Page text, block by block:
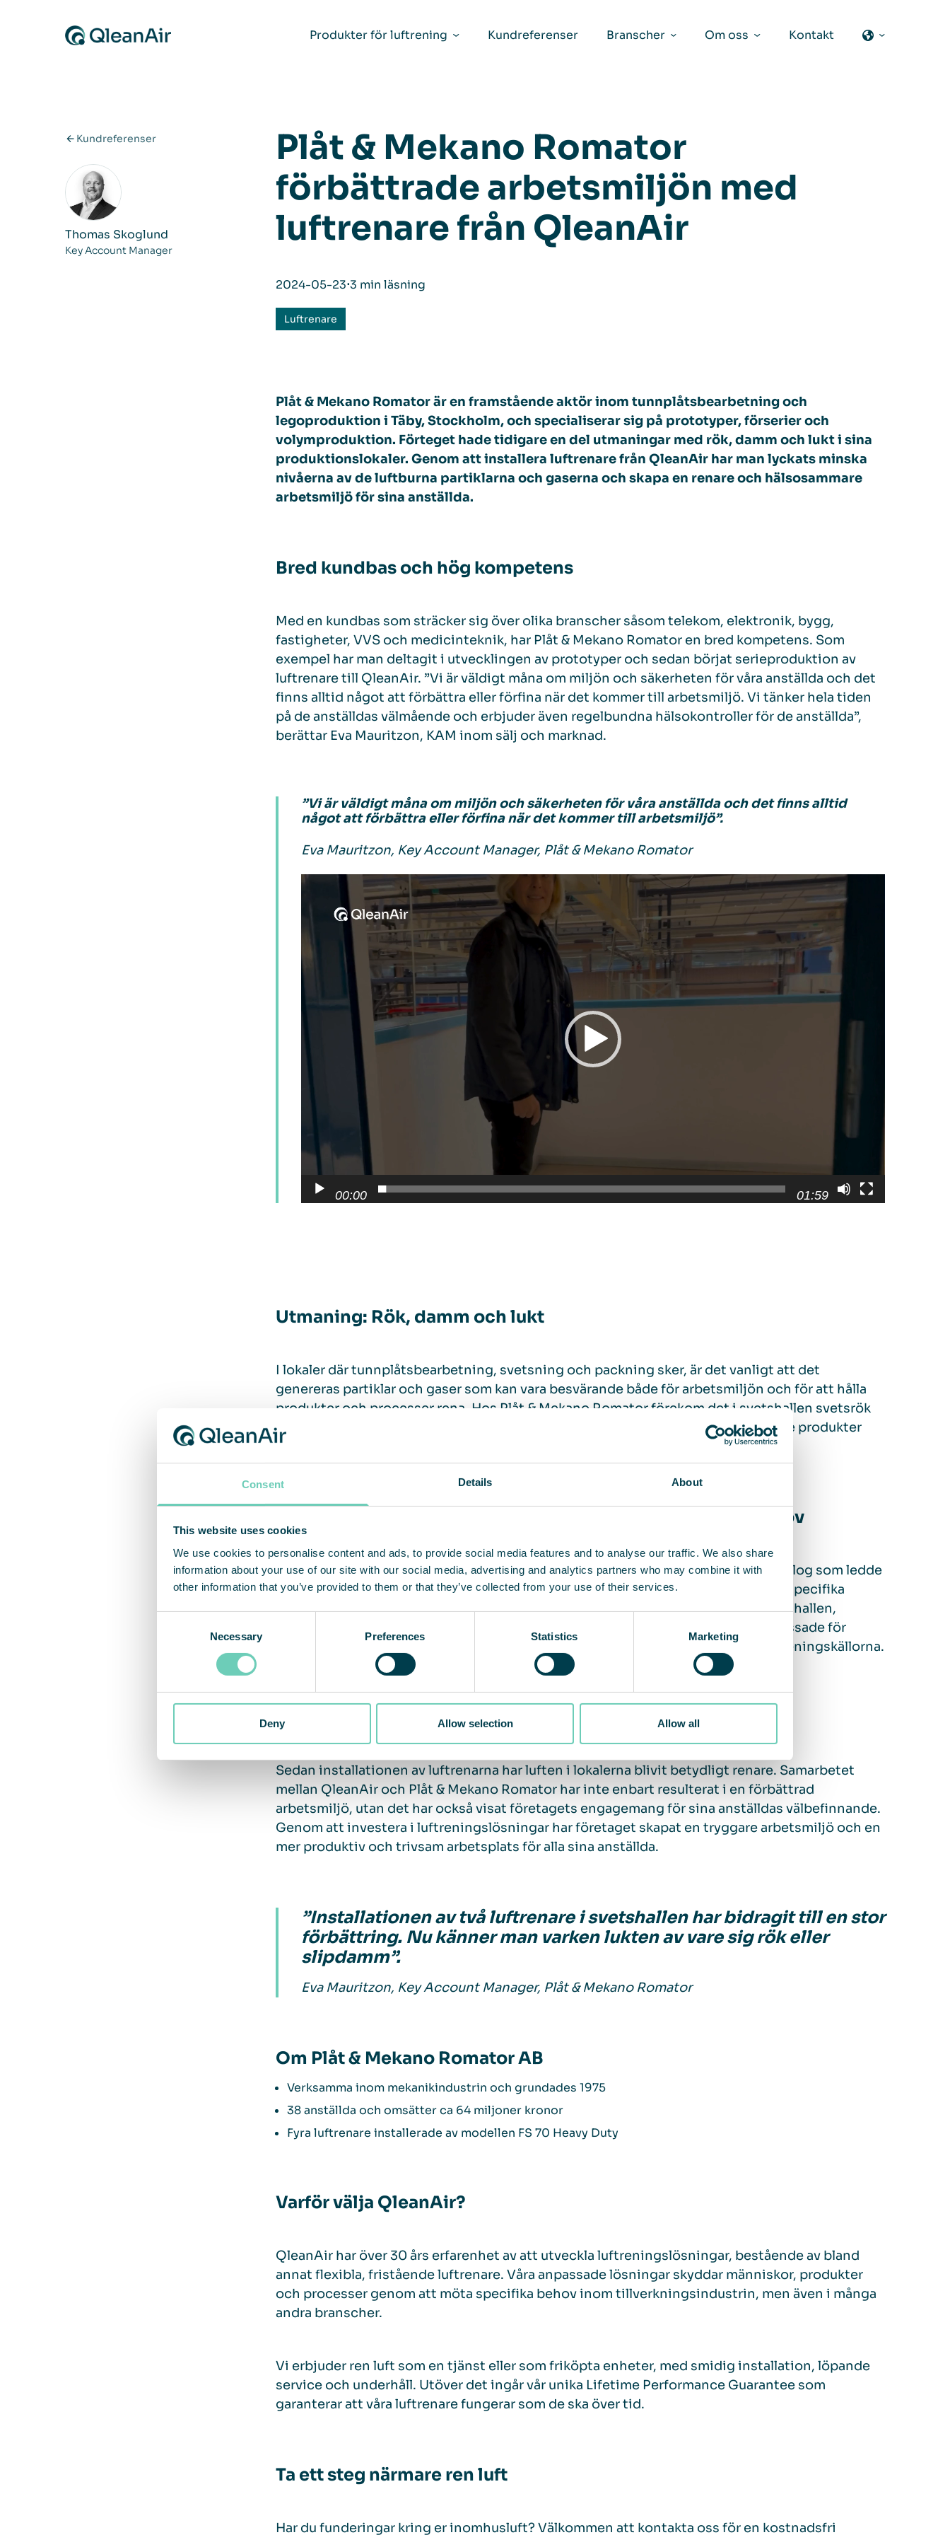
Consent Details About
This website uses cookies
We use cookies to personalise content and ads, to provide social media features and to analyse our traffic. We also share
information about your use of our site with our social media, advertising and analytics partners who may combine it with
other information that you’ve provided to them or that they’ve collected from your use of their services.
Necessary Preferences Statistics Marketing
Deny Allow selection Allow all
Produkter för luftrening
Kundreferenser Branscher Om oss Kontakt
Kundreferenser
Thomas Skoglund
Key Account Manager
Plåt & Mekano Romator
förbättrade arbetsmiljön med
luftrenare från QleanAir
2024-05-23⋅3 min läsning
Luftrenare
Plåt & Mekano Romator är en framstående aktör inom tunnplåtsbearbetning och
legoproduktion i Täby, Stockholm, och specialiserar sig på prototyper, förserier och
volymproduktion. Förteget hade tidigare en del utmaningar med rök, damm och lukt i sina
produktionslokaler. Genom att installera luftrenare från QleanAir har man lyckats minska
nivåerna av de luftburna partiklarna och gaserna och skapa en renare och hälsosammare
arbetsmiljö för sina anställda.
Bred kundbas och hög kompetens
Med en kundbas som sträcker sig över olika branscher såsom telekom, elektronik, bygg,
fastigheter, VVS och medicinteknik, har Plåt & Mekano Romator en bred kompetens. Som
exempel har man deltagit i utvecklingen av prototyper och sedan börjat serieproduktion av
luftrenare till QleanAir. ”Vi är väldigt måna om miljön och säkerheten för våra anställda och det
finns alltid något att förbättra eller förfina när det kommer till arbetsmiljö. Vi tänker hela tiden
på de anställdas välmående och erbjuder även regelbundna hälsokontroller för de anställda”,
berättar Eva Mauritzon, KAM inom sälj och marknad.
”Vi är väldigt måna om miljön och säkerheten för våra anställda och det finns alltid
något att förbättra eller förfina när det kommer till arbetsmiljö”.
Eva Mauritzon, Key Account Manager, Plåt & Mekano Romator
Videospelare
00:00 01:59
Utmaning: Rök, damm och lukt
I lokaler där tunnplåtsbearbetning, svetsning och packning sker, är det vanligt att det
genereras partiklar och gaser som kan vara besvärande både för arbetsmiljön och för att hålla
produkter och processer rena. Hos Plåt & Mekano Romator förekom det i svetshallen svetsrök
och slipdamm samt förbränning i laserhallen. På lagret, där pallar och emballerade produkter
förvarades upplevdes luften som dammig och en lukt av trä fanns närvarande.
Lösning: Fristående luftrenare anpassade för specifika behov
Företaget är måna om de anställdas välmående och initierade därför en intern dialog som ledde
till kontakten med QleanAir. En noggrann analys av inomhusluften identifierade specifika
områden i lokalerna där partikelkoncentrationen var extra hög, exempelvis i svetshallen,
lagerhallen och på lagret. Därefter genomfördes installationer av luftrenare anpassade för
verksamhetens behov för att säkerställa maximal effektivitet vid de största föroreningskällorna.
Resultat: Renare och friskare luft
Sedan installationen av luftrenarna har luften i lokalerna blivit betydligt renare. Samarbetet
mellan QleanAir och Plåt & Mekano Romator har inte enbart resulterat i en förbättrad
arbetsmiljö, utan det har också visat företagets engagemang för sina anställdas välbefinnande.
Genom att investera i luftreningslösningar har företaget skapat en tryggare arbetsmiljö och en
mer produktiv och trivsam arbetsplats för alla sina anställda.
”Installationen av två luftrenare i svetshallen har bidragit till en stor
förbättring. Nu känner man varken lukten av vare sig rök eller
slipdamm”.
Eva Mauritzon, Key Account Manager, Plåt & Mekano Romator
Om Plåt & Mekano Romator AB
Verksamma inom mekanikindustrin och grundades 1975
38 anställda och omsätter ca 64 miljoner kronor
Fyra luftrenare installerade av modellen FS 70 Heavy Duty
Varför välja QleanAir?
QleanAir har över 30 års erfarenhet av att utveckla luftreningslösningar, bestående av bland
annat flexibla, fristående luftrenare. Våra anpassade lösningar skyddar människor, produkter
och processer genom att möta specifika behov inom tillverkningsindustrin, men även i många
andra branscher.
Vi erbjuder ren luft som en tjänst eller som friköpta enheter, med smidig installation, löpande
service och underhåll. Utöver det ingår vår unika Lifetime Performance Guarantee som
garanterar att våra luftrenare fungerar som de ska över tid.
Ta ett steg närmare ren luft
Har du funderingar kring er inomhusluft? Välkommen att kontakta oss för en kostnadsfri